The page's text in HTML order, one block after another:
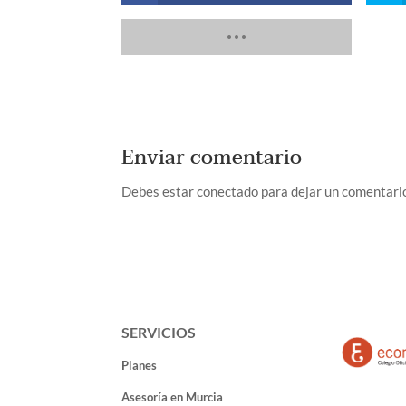
Enviar comentario
Debes estar conectado para dejar un
SERVICIOS
Planes
Asesoría en Murcia